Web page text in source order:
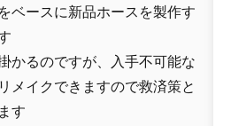
ベースに新品ホースを製作す
かるのですが、入手不可能な
メイクできますので救済策と
す